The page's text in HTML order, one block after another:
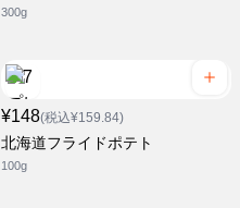
300g
¥148(税込¥159.84)
北海道フライドポテト
100g